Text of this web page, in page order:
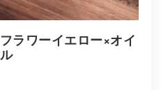
ラワーイエロー×オイ